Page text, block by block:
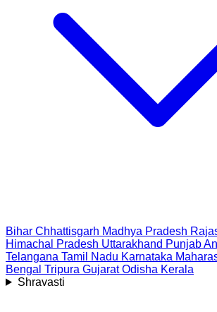
Bihar Chhattisgarh Madhya Pradesh
Himachal Pradesh Uttarakhand Punjab
Telangana Tamil Nadu Karnataka
Bengal Tripura Gujarat Odisha Kerala
Shravasti